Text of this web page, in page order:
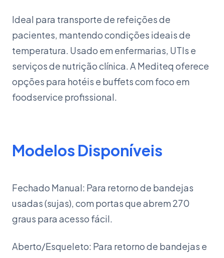
Ideal para transporte de refeições de
pacientes, mantendo condições ideais de
temperatura. Usado em enfermarias, UTIs e
serviços de nutrição clínica. A Mediteq oferece
opções para hotéis e buffets com foco em
foodservice profissional.
Modelos Disponíveis
Fechado Manual: Para retorno de bandejas
usadas (sujas), com portas que abrem 270
graus para acesso fácil.
Aberto/Esqueleto: Para retorno de bandejas e